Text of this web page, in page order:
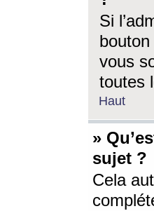
Si
vous
toutes
Haut
»
sujet ?
Cela